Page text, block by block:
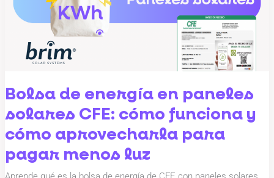
Bolsa de energía en paneles
solares CFE: cómo funciona y
cómo aprovecharla para
pagar menos luz
paneles
solares
cómo
y
aprovecharla
para
pagar
menos